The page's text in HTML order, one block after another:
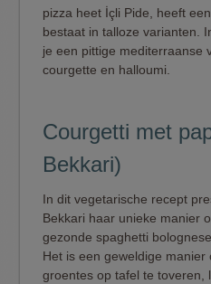
pizza heet İçli Pide, heeft
bestaat in talloze varianten.
je een pittige mediterraanse
courgette en halloumi.
Courgetti met
Bekkari)
In dit vegetarische recept
Bekkari haar unieke manier
gezonde spaghetti
Het is een geweldige manier
groentes op tafel te toveren,